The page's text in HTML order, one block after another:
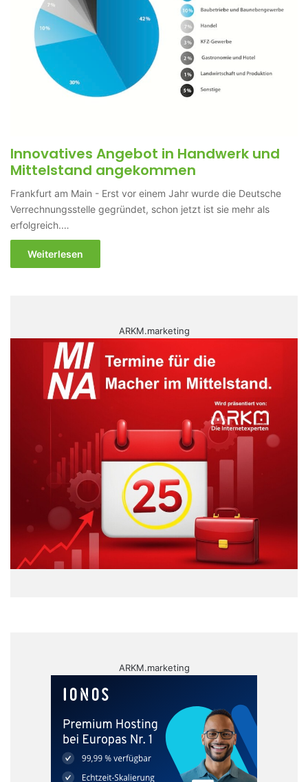
Innovatives Angebot in Handwerk und
Mittelstand angekommen
Frankfurt am Main - Erst vor einem Jahr wurde die Deutsche
Verrechnungsstelle gegründet, schon jetzt ist sie mehr als
erfolgreich.…
Weiterlesen
ARKM.marketing
ARKM.marketing